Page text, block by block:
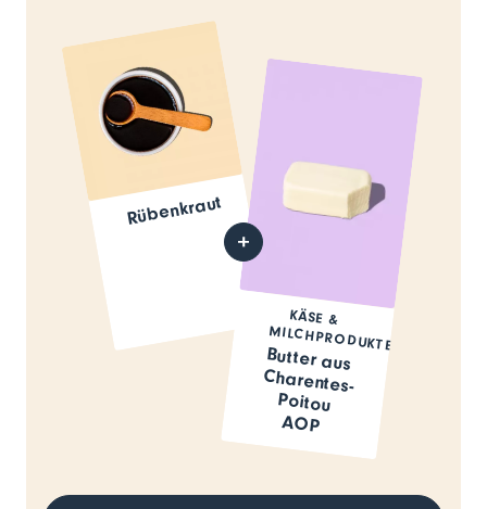
Rübenkraut
KÄSE &
MILCHPRODUKTE
Butter aus
Charentes-
Poitou
AOP